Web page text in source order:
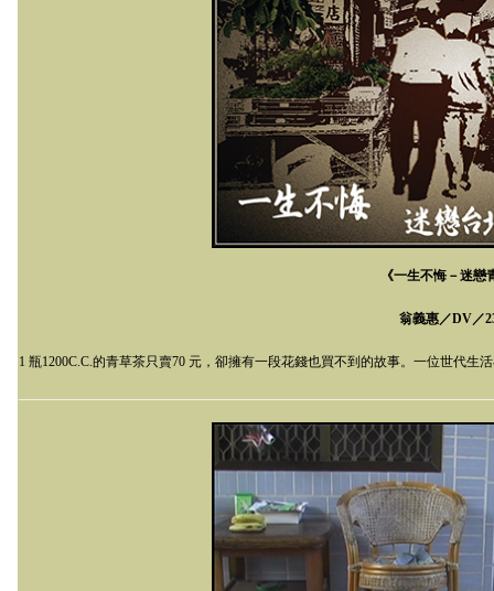
《一生不悔－迷戀
翁義惠／DV／
1 瓶1200C.C.的青草茶只賣70 元，卻擁有一段花錢也買不到的故事。一位世代生